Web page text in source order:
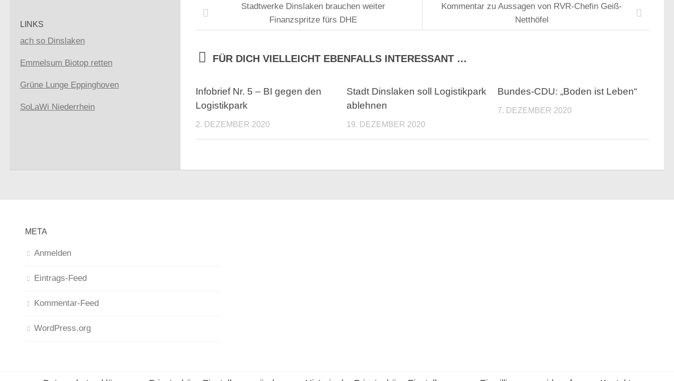
Kommentar zu Aussagen von RVR-Chefin Geiß-
Netthöfel
Stadtwerke Dinslaken brauchen weiter
Finanzspritze fürs DHE
FÜR DICH VIELLEICHT EBENFALLS INTERESSANT …
Infobrief Nr. 5 – BI gegen den
Logistikpark
2. DEZEMBER 2020
Stadt Dinslaken soll Logistikpark
ablehnen
19. DEZEMBER 2020
Bundes-CDU: „Boden ist Leben“
7. DEZEMBER 2020
LINKS
ach so Dinslaken
Emmelsum Biotop retten
Grüne Lunge Eppinghoven
SoLaWi Niederrhein
META
Anmelden
Eintrags-Feed
Kommentar-Feed
WordPress.org